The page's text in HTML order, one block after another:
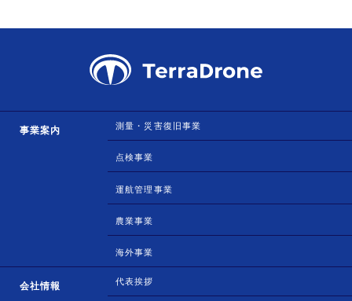
事業案内 測量・災害復旧事業
点検事業
運航管理事業
農業事業
海外事業
会社情報 代表挨拶